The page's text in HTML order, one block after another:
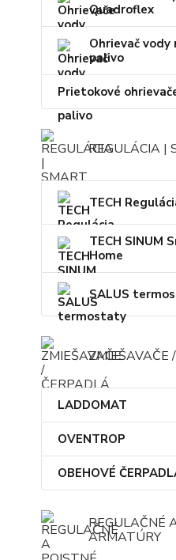
Quadroflex
Ohrievač vody
palivo
Prietokové
REGULÁCIA |
TECH
TECH SINUM
Home
SALUS
ZMIEŠAVAČE
LADDOMAT
OVENTROP
OBEHOVÉ
REGULAČNÉ
ARMATÚRY